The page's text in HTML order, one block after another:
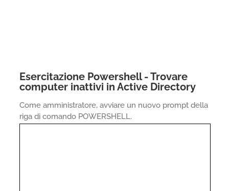
Esercitazione Powershell - Trovare
computer inattivi in Active Directory
Come amministratore, avviare un nuovo prompt della
riga di comando POWERSHELL.